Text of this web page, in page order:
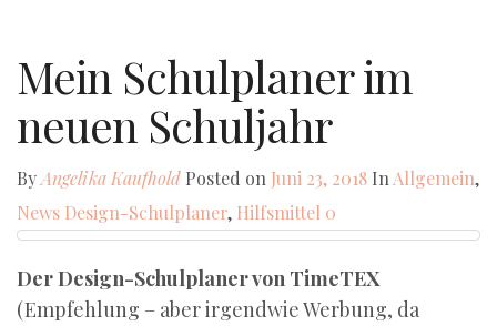
Mein Schulplaner im
neuen Schuljahr
ByAngelika Kaufhold Posted on Juni 23, 2018 In Allgemein,
News Design-Schulplaner, Hilfsmittel 0
Der Design-Schulplaner von TimeTEX
(Empfehlung – aber irgendwie Werbung, da